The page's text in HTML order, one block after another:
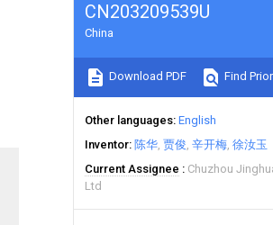
CN203209539U
China
Download PDF Find
Other languages English
Inventor 陈华 贾俊 辛开梅 徐汝玉
Current Assignee
Chuzhou
Ltd